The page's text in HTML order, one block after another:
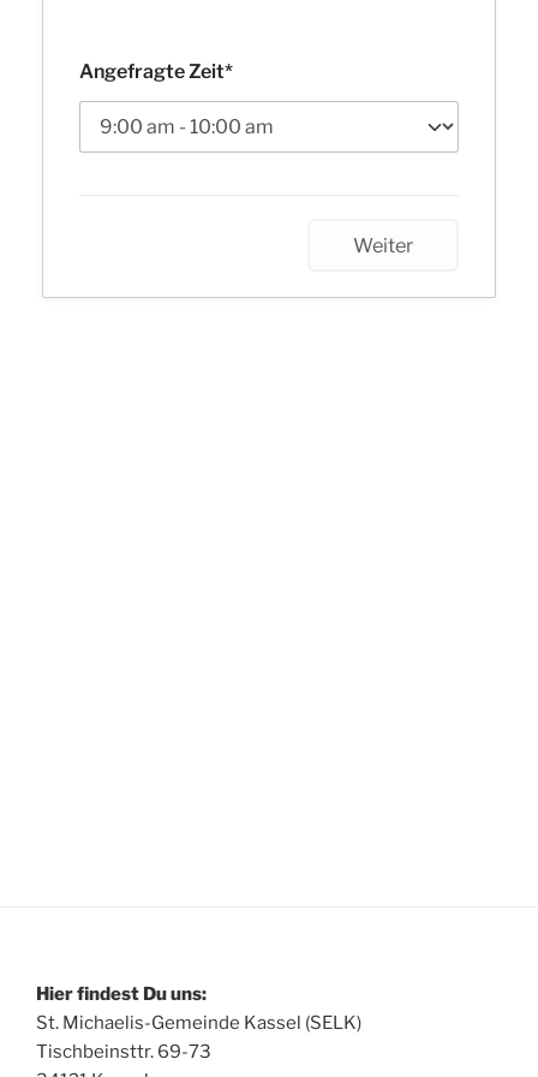
Angefragte Zeit*
Weiter
Hier findest Du uns:
St. Michaelis-Gemeinde Kassel (SELK)
Tischbeinsttr. 69-73